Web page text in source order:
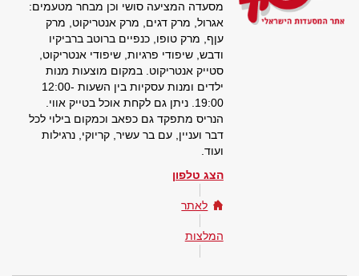
מסעדה המציעה סושי וכן מבחר מטעמים:
אגרול, מרק דגים, מרק אנטריקוט, מרק
עןף, מרק טופו, כנפיים ברוטב ברביקיו
ודבש, שיפודי פרגיות, שיפודי אנטריקוט,
סטייק אנטריקוט. במקום מוצעות מנות
ילדים ומנות עסקיות בין השעות 12:00-
19:00. ניתן גם לקחת אוכל בטייק אווי.
הנריס מתפקד גם כפאב וכמקום בילוי לכל
דבר ועניין, עם בר עשיר, קריוקי, נרגילות
ועוד.
הצג טלפון
לאתר
המלצות